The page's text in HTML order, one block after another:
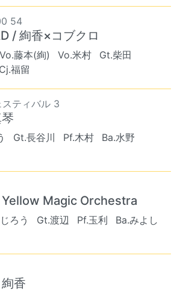
54
/ 絢香×コブクロ
Vo.藤本(絢) Vo.米村
Gt.柴田
Cj.福留
ティバル 3
Gt.長谷川 Pf.木村
Ba.水野
Yellow Magic Orchestra
ろう Gt.渡辺 Pf.玉利
Ba.みよし
香